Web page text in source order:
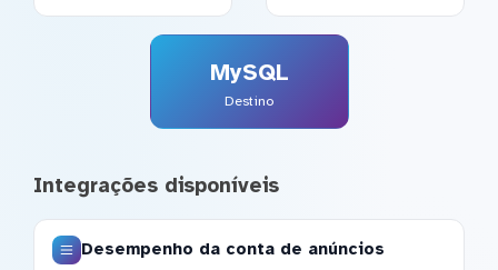
MySQL
Destino
Integrações disponíveis
Desempenho da conta de anúncios